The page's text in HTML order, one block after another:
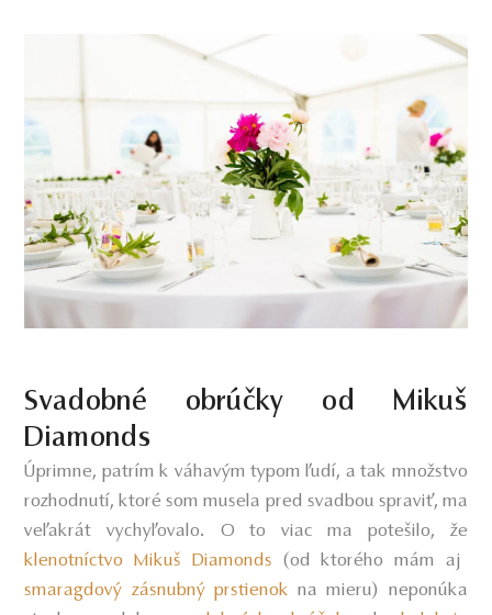
Svadobné obrúčky od Mikuš
Diamonds
Úprimne, patrím k váhavým typom ľudí, a tak množstvo
rozhodnutí, ktoré som musela pred svadbou spraviť, ma
veľakrát vychyľovalo. O to viac ma potešilo, že
klenotníctvo Mikuš Diamonds
(od ktorého mám aj
smaragdový zásnubný prstienok na mieru) neponúka